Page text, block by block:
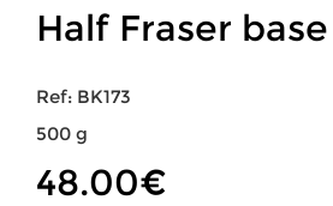
Half Fraser base
Ref: BK173
500 g
48.00€